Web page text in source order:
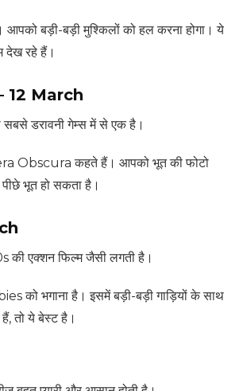
बड़ी-बड़ी मुश्किलों को हल करना होगा। ये
देख रहे हैं।
12 March
सबसे डरावनी गेम्स में से एक है।
Obscura कहते हैं। आपको भूत की फोटो
भूत हो सकता है।
एक्शन फिल्म जैसी लगती है।
को भगाना है। इसमें बड़ी-बड़ी गाड़ियों के साथ
तो ये बेस्ट है।